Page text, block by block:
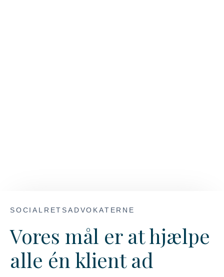
SOCIALRETSADVOKATERNE
Vores mål er at hjælpe
alle én klient ad